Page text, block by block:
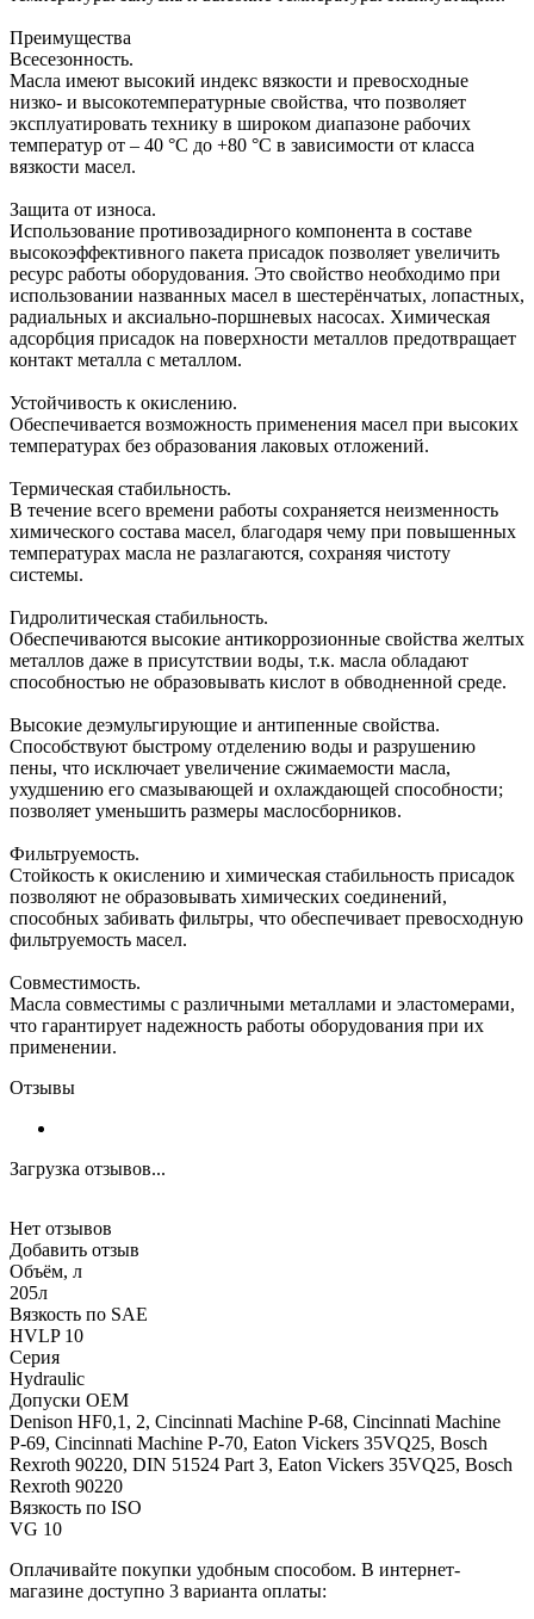
Преимущества
Всесезонность.
Масла имеют высокий индекс вязкости и превосходные
низко- и высокотемпературные свойства, что позволяет
эксплуатировать технику в широком диапазоне рабочих
температур от – 40 °С до +80 °С в зависимости от класса
вязкости масел.
Защита от износа.
Использование противозадирного компонента в составе
высокоэффективного пакета присадок позволяет увеличить
ресурс работы оборудования. Это свойство необходимо при
использовании названных масел в шестерёнчатых, лопастных,
радиальных и аксиально-поршневых насосах. Химическая
адсорбция присадок на поверхности металлов предотвращает
контакт металла с металлом.
Устойчивость к окислению.
Обеспечивается возможность применения масел при высоких
температурах без образования лаковых отложений.
Термическая стабильность.
В течение всего времени работы сохраняется неизменность
химического состава масел, благодаря чему при повышенных
температурах масла не разлагаются, сохраняя чистоту
системы.
Гидролитическая стабильность.
Обеспечиваются высокие антикоррозионные свойства желтых
металлов даже в присутствии воды, т.к. масла обладают
способностью не образовывать кислот в обводненной среде.
Высокие деэмульгирующие и антипенные свойства.
Способствуют быстрому отделению воды и разрушению
пены, что исключает увеличение сжимаемости масла,
ухудшению его смазывающей и охлаждающей способности;
позволяет уменьшить размеры маслосборников.
Фильтруемость.
Стойкость к окислению и химическая стабильность присадок
позволяют не образовывать химических соединений,
способных забивать фильтры, что обеспечивает превосходную
фильтруемость масел.
Совместимость.
Масла совместимы с различными металлами и эластомерами,
что гарантирует надежность работы оборудования при их
применении.
Отзывы
Загрузка отзывов...
Нет отзывов
Добавить отзыв
Объём, л
205л
Вязкость по SAE
HVLP 10
Серия
Hydraulic
Допуски OEM
Denison HF0,1, 2, Cincinnati Machine P-68, Cincinnati Machine
Р-69, Cincinnati Machine Р-70, Eaton Vickers 35VQ25, Bosch
Rexroth 90220, DIN 51524 Part 3, Eaton Vickers 35VQ25, Bosch
Rexroth 90220
Вязкость по ISO
VG 10
Оплачивайте покупки удобным способом. В интернет-
магазине доступно 3 варианта оплаты: